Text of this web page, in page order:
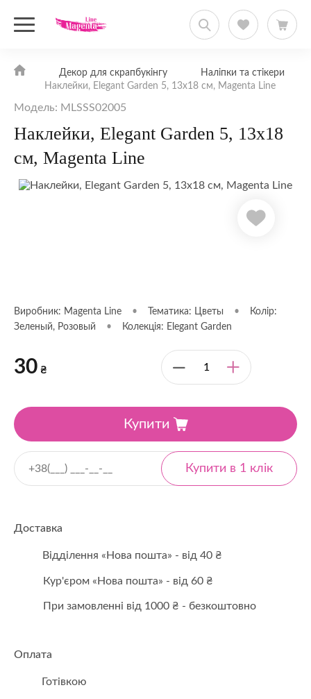
Декор для скрапбукінгу
Наліпки та стікери
Наклейки, Elegant Garden 5, 13х18 см, Magenta Line
Модель: MLSSS02005
Наклейки, Elegant Garden 5, 13х18
см, Magenta Line
Виробник: Magenta Line • Тематика: Цветы •
Колір:
Зеленый, Розовый
• Колекція: Elegant Garden
30 ₴
Купити
Доставка
Відділення «Нова пошта» - від 40 ₴
Кур'єром «Нова пошта» - від 60 ₴
При замовленні від 1000 ₴ - безкоштовно
Оплата
Готівкою